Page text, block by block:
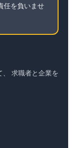
任を負いませ
、 求職者と企業を